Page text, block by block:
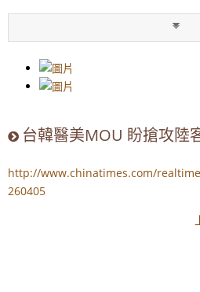
台韓醫美MOU 盼搶攻陸
http://www.chinatimes.com/
260405